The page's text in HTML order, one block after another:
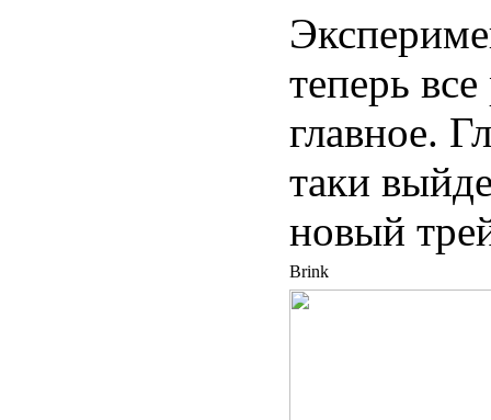
теперь
главное.
таки
новый
Brink